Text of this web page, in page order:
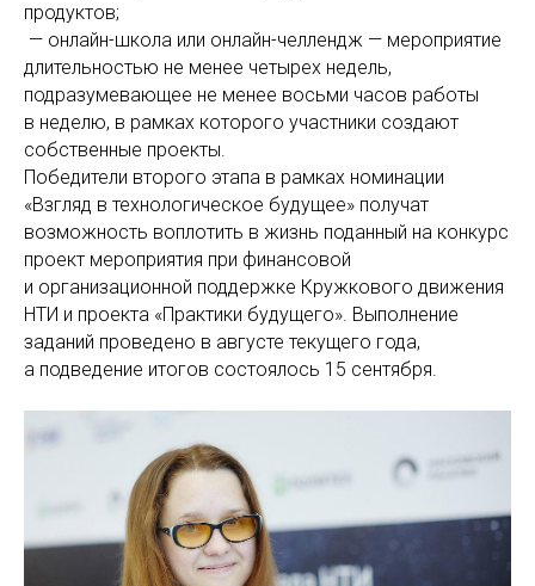
продуктов;
— онлайн-школа или онлайн-челлендж — мероприятие
длительностью не менее четырех недель,
подразумевающее не менее восьми часов работы
в неделю, в рамках которого участники создают
собственные проекты.
Победители второго этапа в рамках номинации
«Взгляд в технологическое будущее» получат
возможность воплотить в жизнь поданный на конкурс
проект мероприятия при финансовой
и организационной поддержке Кружкового движения
НТИ и проекта «Практики будущего». Выполнение
заданий проведено в августе текущего года,
а подведение итогов состоялось 15 сентября.